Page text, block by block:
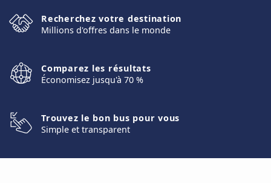
Recherchez votre destination
Millions d'offres dans le monde
Comparez les résultats
Économisez jusqu'à 70 %
Trouvez le bon bus pour vous
Simple et transparent